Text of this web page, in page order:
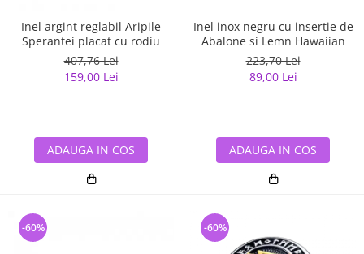
Inel argint reglabil Aripile
Sperantei placat cu rodiu
407,76 Lei
159,00 Lei
ADAUGA IN COS
Inel inox negru cu insertie de
Abalone si Lemn Hawaiian
223,70 Lei
89,00 Lei
ADAUGA IN COS
-60% -60%